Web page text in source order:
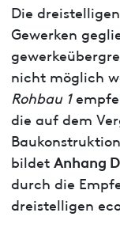
Die
Gewerken
nicht möglich
Rohbau 1
die auf dem
bildet Anhang
durch die
dreistelligen